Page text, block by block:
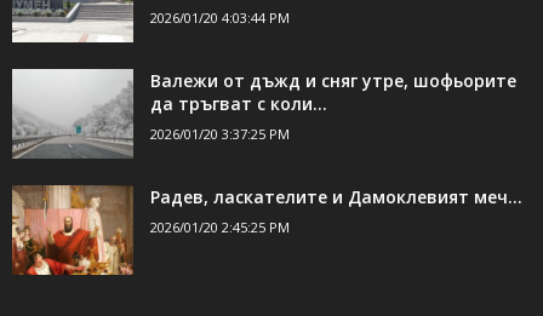
2026/01/20 4:03:44 PM
Валежи от дъжд и сняг утре, шофьорите
да тръгват с коли...
2026/01/20 3:37:25 PM
Радев, ласкателите и Дамоклевият меч…
2026/01/20 2:45:25 PM